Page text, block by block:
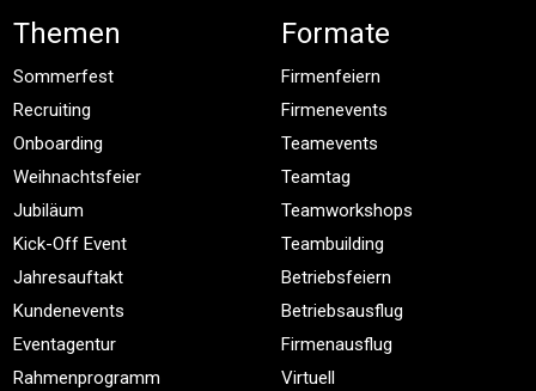
Themen
Sommerfest
Recruiting
Onboarding
Weihnachtsfeier
Jubiläum
Kick-Off Event
Jahresauftakt
Kundenevents
Eventagentur
Rahmenprogramm
Formate
Firmenfeiern
Firmenevents
Teamevents
Teamtag
Teamworkshops
Teambuilding
Betriebsfeiern
Betriebsausflug
Firmenausflug
Virtuell